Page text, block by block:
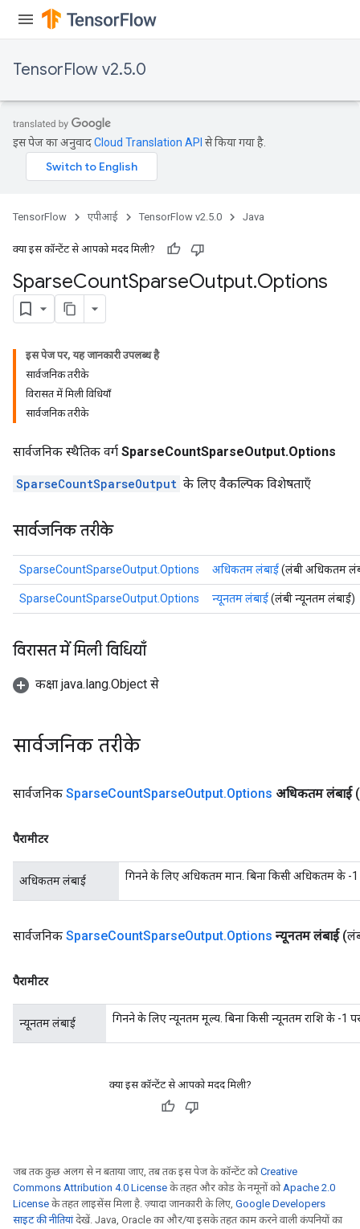
TensorFlow v2.5.0
इस पेज का अनुवादCloud Translation API से किया गया है.
TensorFlow एपीआई TensorFlow v2.5.0 Java
क्या इस कॉन्टेंट से आपको मदद मिली?
SparseCountSparseOutput.Options
इस पेज पर, यह जानकारी उपलब्ध है
सार्वजनिक तरीके
विरासत में मिली विधियाँ
सार्वजनिक तरीके
सार्वजनिक स्थैतिक वर्ग SparseCountSparseOutput.Options
SparseCountSparseOutput के लिए वैकल्पिक विशेषताएँ
सार्वजनिक तरीके
SparseCountSparseOutput.Options अधिकतम लंबाई(लंबी अधिकतम
SparseCountSparseOutput.Options न्यूनतम लंबाई(लंबी न्यूनतम लंबाई)
विरासत में मिली विधियाँ
कक्षा java.lang.Object से
सार्वजनिक तरीके
सार्वजनिक SparseCountSparseOutput.Options अधिकतम लंबाई
पैरामीटर
अधिकतम लंबाई गिनने के लिए अधिकतम मान. बिना किसी अधिकतम के -1
सार्वजनिक SparseCountSparseOutput.Options न्यूनतम लंबाई
पैरामीटर
न्यूनतम लंबाई गिनने के लिए न्यूनतम मूल्य. बिना किसी न्यूनतम राशि के -1
क्या इस कॉन्टेंट से आपको मदद मिली?
जब तक कुछ अलग से न बताया जाए, तब तक इस पेज के कॉन्टेंट कोCreative
Commons Attribution 4.0 License के तहत और कोड के नमूनों कोApache 2.0
License के तहत लाइसेंस मिला है. ज़्यादा जानकारी के लिए, Google Developers
साइट की नीतियांदेखें. Java, Oracle का और/या इसके तहत काम करने वाली कंपनियों का